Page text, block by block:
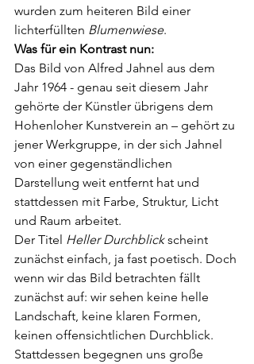
wurden zum heiteren Bild einer
lichterfüllten Blumenwiese.
Was für ein Kontrast nun:
Das Bild von Alfred Jahnel aus dem
Jahr 1964 - genau seit diesem Jahr
gehörte der Künstler übrigens dem
Hohenloher Kunstverein an – gehört zu
jener Werkgruppe, in der sich Jahnel
von einer gegenständlichen
Darstellung weit entfernt hat und
stattdessen mit Farbe, Struktur, Licht
und Raum arbeitet.
Der Titel Heller Durchblick scheint
zunächst einfach, ja fast poetisch. Doch
wenn wir das Bild betrachten fällt
zunächst auf: wir sehen keine helle
Landschaft, keine klaren Formen,
keinen offensichtlichen Durchblick.
Stattdessen begegnen uns große